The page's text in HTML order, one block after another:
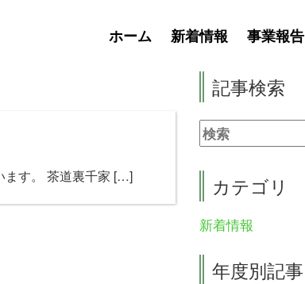
ホーム 新着情報 事業報告
ます。 茶道裏千家 […]
記事検索
カテゴリ
新着情報
年度別記事